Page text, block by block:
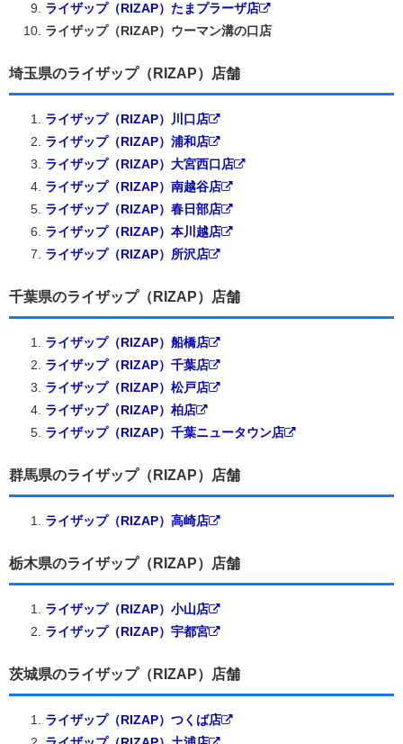
ライザップ（RIZAP）たまプラーザ店
ライザップ（RIZAP）ウーマン溝の口店
埼玉県のライザップ（RIZAP）店舗
ライザップ（RIZAP）川口店
ライザップ（RIZAP）浦和店
ライザップ（RIZAP）大宮西口店
ライザップ（RIZAP）南越谷店
ライザップ（RIZAP）春日部店
ライザップ（RIZAP）本川越店
ライザップ（RIZAP）所沢店
千葉県のライザップ（RIZAP）店舗
ライザップ（RIZAP）船橋店
ライザップ（RIZAP）千葉店
ライザップ（RIZAP）松戸店
ライザップ（RIZAP）柏店
ライザップ（RIZAP）千葉ニュータウン店
群馬県のライザップ（RIZAP）店舗
ライザップ（RIZAP）高崎店
栃木県のライザップ（RIZAP）店舗
ライザップ（RIZAP）小山店
ライザップ（RIZAP）宇都宮
茨城県のライザップ（RIZAP）店舗
ライザップ（RIZAP）つくば店